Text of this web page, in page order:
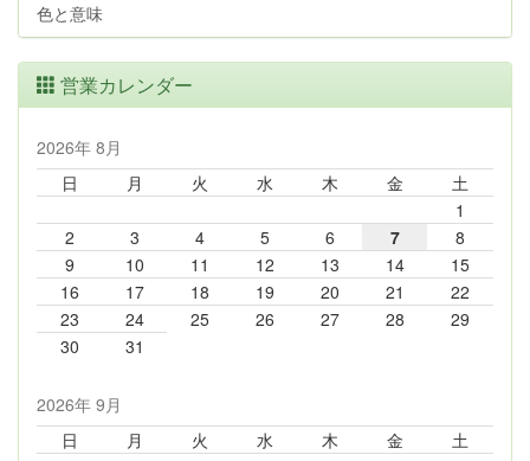
色と意味
営業カレンダー
2026年 8月
日
月 火 水 木 金
土
1
2
3 4 5 6 7
8
9
10 11 12 13 14
15
16
17 18 19 20 21
22
23
24 25 26 27 28
29
30
31
2026年 9月
日
月 火 水 木 金
土